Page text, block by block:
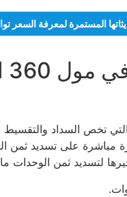
المستمرة لمعرفة السعر
الباقات التي تخص السداد
مباشرة على تسديد
لتسديد ثمن الوحدات